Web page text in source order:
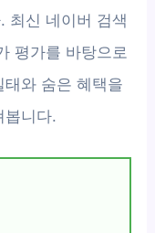
최신 네이버 검색
평가를 바탕으로
와 숨은 혜택을
봅니다.